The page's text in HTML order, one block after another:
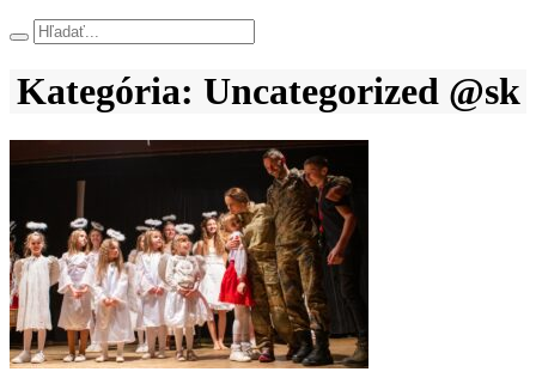
Hľadať
Kategória: Uncategorized @sk